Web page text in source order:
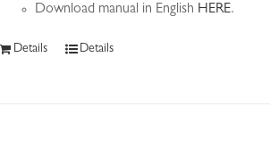
Download manual in English HERE.
Details Details